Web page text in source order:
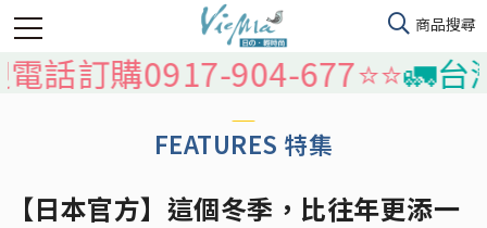
話訂購0917-904-677⭐️⭐️🚛台灣
FEATURES 特集
【日本官方】這個冬季，比往年更添一